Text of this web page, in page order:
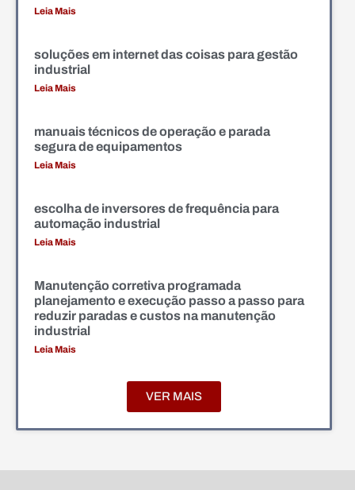
Leia Mais
soluções em internet das coisas para gestão
industrial
Leia Mais
manuais técnicos de operação e parada
segura de equipamentos
Leia Mais
escolha de inversores de frequência para
automação industrial
Leia Mais
Manutenção corretiva programada
planejamento e execução passo a passo para
reduzir paradas e custos na manutenção
industrial
Leia Mais
VER MAIS